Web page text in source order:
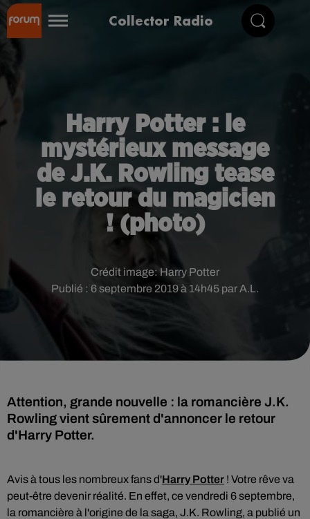
Collector Radio
Harry Potter : le
mystérieux message
de J.K. Rowling tease
le retour du magicien
! (photo)
Publié : 6 septembre 2019 à 14h45 par A.L.
Crédit image: Harry Potter
Attention, grande nouvelle : la romancière J.K.
Rowling vient sûrement d'annoncer le retour
d'Harry Potter.
Avis à tous les nombreux fans d'Harry Potter ! Votre rêve va
peut-être devenir réalité. En effet, ce vendredi 6 septembre,
la romancière à l'origine de la saga, J.K. Rowling, a publié un